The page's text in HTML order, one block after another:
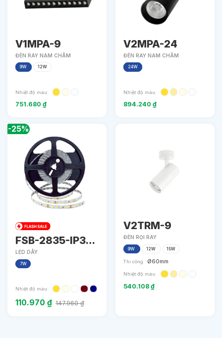
V1MPA-9
ĐÈN RAY NAM CHÂM
9W 12W
Nhiệt độ màu:
751.680 ₫
V2MPA-24
ĐÈN RAY NAM CHÂM
24W
Nhiệt độ màu:
894.240₫
-25%
FSB-2835-IP33-
L80
LED DÂY
7W
Nhiệt độ màu:
110.970 ₫ 147.960₫
V2TRM-9
ĐÈN RỌI RAY
Thi công Ø60mm
9W 12W 15W
Nhiệt độ màu:
540.108₫